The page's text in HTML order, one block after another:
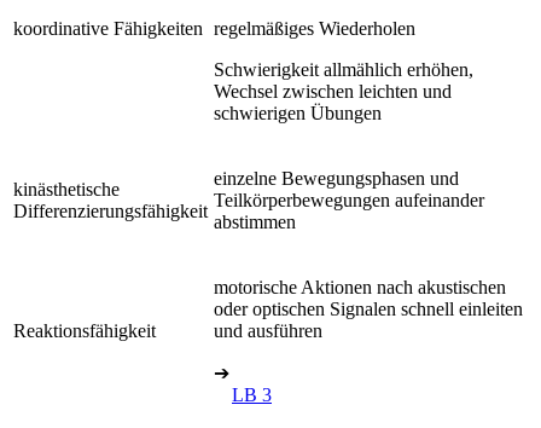
koordinative Fähigkeiten regelmäßiges Wiederholen
Schwierigkeit allmählich erhöhen,
Wechsel zwischen leichten und
schwierigen Übungen
kinästhetische
Differenzierungsfähigkeit
einzelne Bewegungsphasen und
Teilkörperbewegungen aufeinander
abstimmen
Reaktionsfähigkeit
motorische Aktionen nach akustischen
oder optischen Signalen schnell einleiten
und ausführen
➔
LB 3